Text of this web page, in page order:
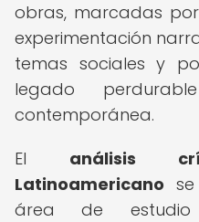
obras, marcadas
experimentación
temas sociales y
legado
contemporánea.
El análisis
Latinoamericano
área de estudio